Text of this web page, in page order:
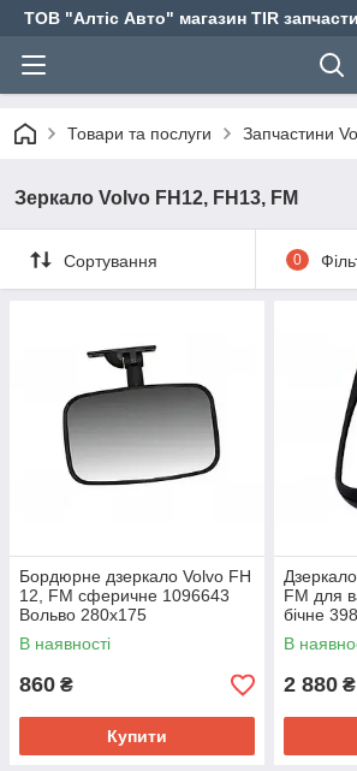
ТОВ "Алтіс Авто" магазин TIR
Товари та послуги Запчастини
Зеркало Volvo FH12, FH13, FM
Сортування 0
Бордюрне дзеркало Volvo FH
12, FM сферичне 1096643
Вольво 280x175
В наявності
860 ₴
Купити
FM для
бічне
В
2 880 ₴